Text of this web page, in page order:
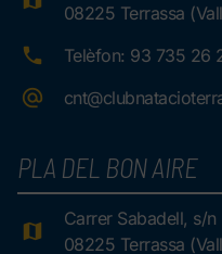
08225 Terrassa
Telèfon: 93 735 26
PLA DEL BON AIRE
Carrer Sabadell, s/n
08225 Terrassa